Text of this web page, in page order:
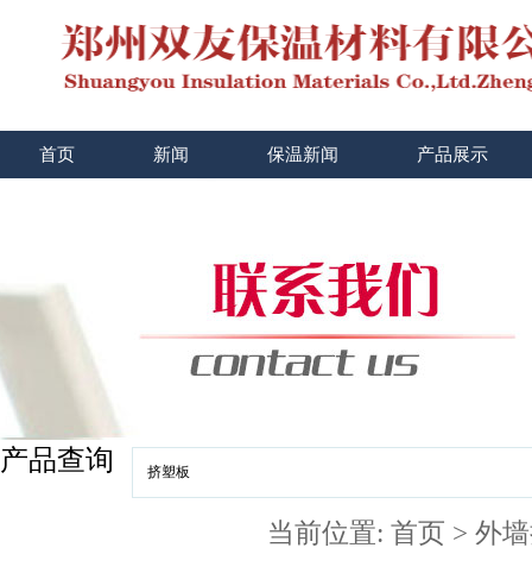
首页 新闻 保温新闻 产品展示
产品查询
当前位置: 首页 > 外